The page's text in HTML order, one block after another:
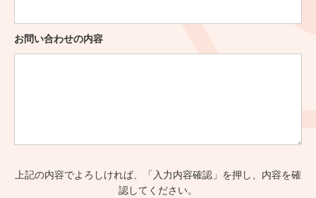
お問い合わせの内容
上記の内容でよろしければ、「入力内容確認」を押し、内容を確
認してください。